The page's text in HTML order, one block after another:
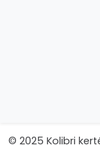
© 2025 Kolibri